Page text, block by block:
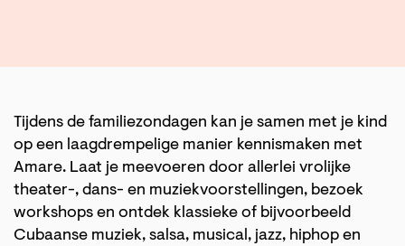
Tijdens de familiezondagen kan je samen met je kind
op een laagdrempelige manier kennismaken met
Amare. Laat je meevoeren door allerlei vrolijke
theater-, dans- en muziekvoorstellingen, bezoek
workshops en ontdek klassieke of bijvoorbeeld
Cubaanse muziek, salsa, musical, jazz, hiphop en
Zoom